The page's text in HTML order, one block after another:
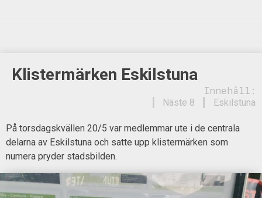
Klistermärken Eskilstuna
Innehåll:
Eskilstuna
Näste 8
På torsdagskvällen 20/5 var medlemmar ute i de centrala
delarna av Eskilstuna och satte upp klistermärken som
numera pryder stadsbilden.